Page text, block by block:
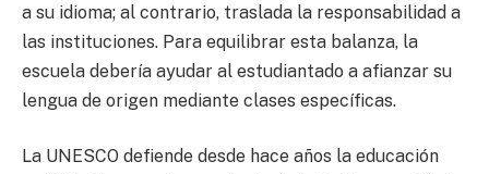
a su idioma; al contrario, traslada la responsabilidad a
las instituciones. Para equilibrar esta balanza, la
escuela debería ayudar al estudiantado a afianzar su
lengua de origen mediante clases específicas.
La UNESCO defiende desde hace años la educación